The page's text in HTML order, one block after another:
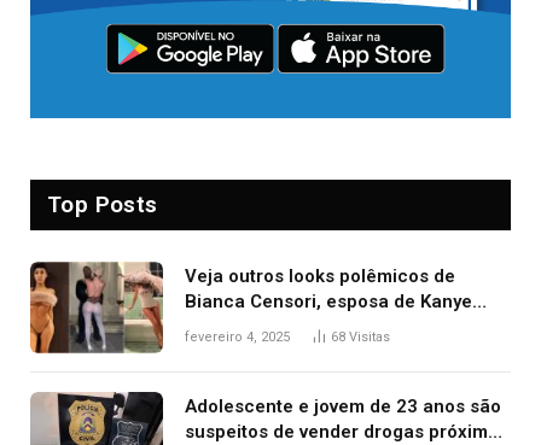
Top Posts
Veja outros looks polêmicos de
Bianca Censori, esposa de Kanye
West que apareceu nua no Grammy
fevereiro 4, 2025 68 Visitas
Adolescente e jovem de 23 anos são
suspeitos de vender drogas próximo